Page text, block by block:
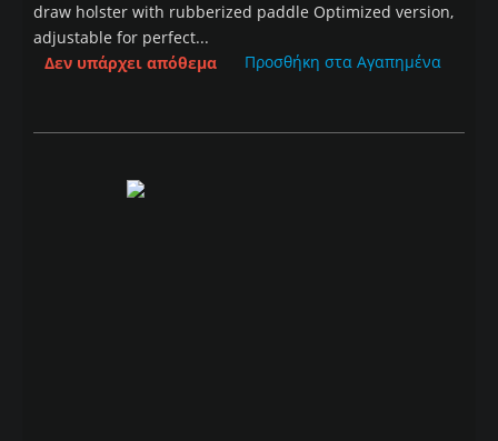
draw holster with rubberized paddle Optimized version,
adjustable for perfect...
Δεν υπάρχει απόθεμα
Προσθήκη στα Αγαπημένα